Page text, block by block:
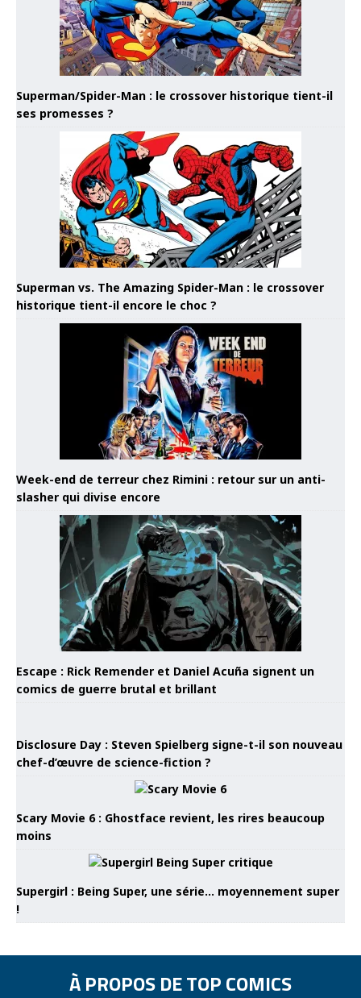
Superman/Spider-Man : le crossover historique tient-il
ses promesses ?
Superman vs. The Amazing Spider-Man : le crossover
historique tient-il encore le choc ?
Week-end de terreur chez Rimini : retour sur un anti-
slasher qui divise encore
Escape : Rick Remender et Daniel Acuña signent un
comics de guerre brutal et brillant
Disclosure Day : Steven Spielberg signe-t-il son nouveau
chef-d’œuvre de science-fiction ?
Scary Movie 6 : Ghostface revient, les rires beaucoup
moins
Supergirl : Being Super, une série… moyennement super
!
À PROPOS DE TOP COMICS